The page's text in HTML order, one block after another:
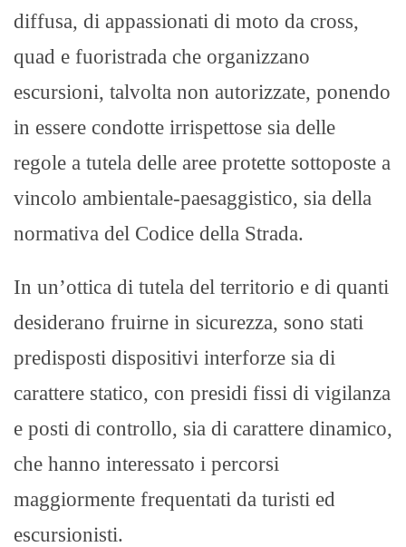
diffusa, di appassionati di moto da cross,
quad e fuoristrada che organizzano
escursioni, talvolta non autorizzate, ponendo
in essere condotte irrispettose sia delle
regole a tutela delle aree protette sottoposte a
vincolo ambientale-paesaggistico, sia della
normativa del Codice della Strada.
In un’ottica di tutela del territorio e di quanti
desiderano fruirne in sicurezza, sono stati
predisposti dispositivi interforze sia di
carattere statico, con presidi fissi di vigilanza
e posti di controllo, sia di carattere dinamico,
che hanno interessato i percorsi
maggiormente frequentati da turisti ed
escursionisti.